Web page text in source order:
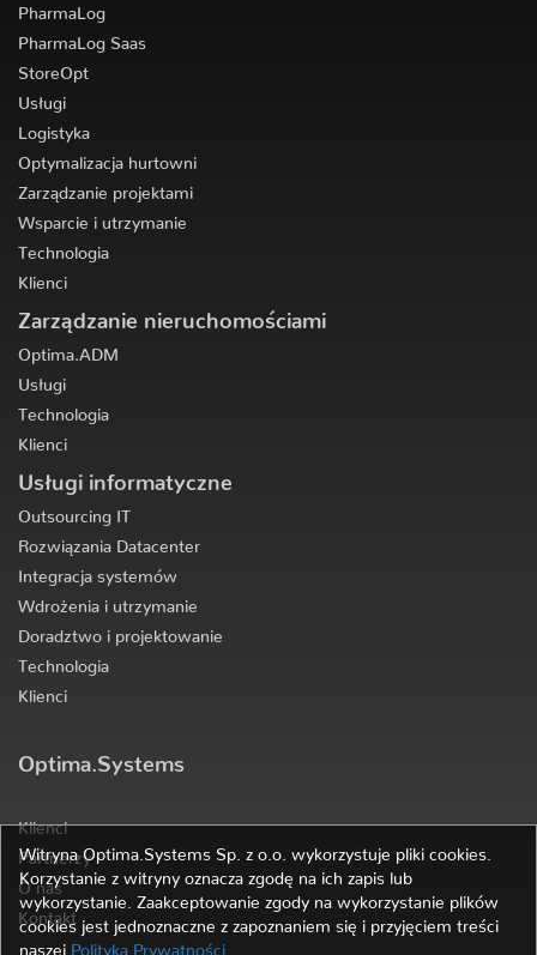
Witryna Optima.Systems Sp. z o.o. wykorzystuje pliki cookies.
Korzystanie z witryny oznacza zgodę na ich zapis lub
wykorzystanie. Zaakceptowanie zgody na wykorzystanie plików
cookies jest jednoznaczne z zapoznaniem się i przyjęciem treści
naszej Polityka Prywatności
PharmaLog
PharmaLog Saas
StoreOpt
Usługi
Logistyka
Optymalizacja hurtowni
Zarządzanie projektami
Wsparcie i utrzymanie
Technologia
Klienci
Zarządzanie nieruchomościami
Optima.ADM
Usługi
Technologia
Klienci
Usługi informatyczne
Outsourcing IT
Rozwiązania Datacenter
Integracja systemów
Wdrożenia i utrzymanie
Doradztwo i projektowanie
Technologia
Klienci
Optima.Systems
Klienci
Partnerzy
O nas
Kontakt